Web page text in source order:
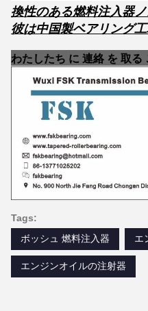
換性のある燃料注入器
彼は中国製ベアリング
わたしたち に 連絡 を 取る
Tags:
ボッシュ 燃料注入器
エ
エンジンオイルの注射器